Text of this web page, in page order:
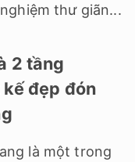
thư giãn...
2 tầng
đẹp đón
là một trong